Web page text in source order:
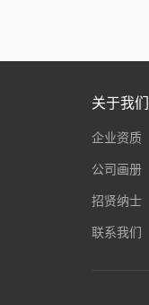
关于我们
企业资质
公司画册
招贤纳士
联系我们